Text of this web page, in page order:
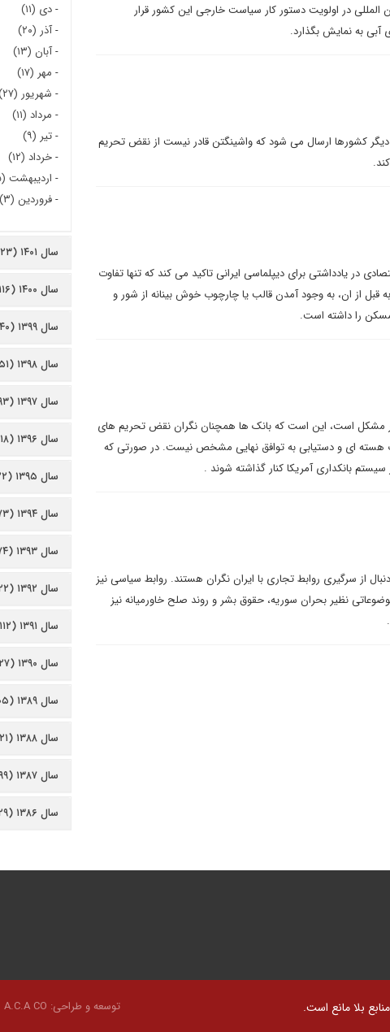
در اولویت دستور کار سیاست خارجی این کشور قرار
آبی به نمایش بگذارد.
دیگر کشورها ارسال می شود که واشینگتن قادر نیست از نقض تحریم
در یادداشتی برای دیپلماسی ایرانی تاکید می کند که تنها تفاوت
از ان، به وجود آمدن قالب یا چارچوب خوش بینانه از شور و
مسکن را داشته است.
مشکل است، این است که بانک ها همچنان نگران نقض تحریم های
هسته ای و دستیابی به توافق نهایی مشخص نیست. در صورتی که
بانکداری آمریکا کنار گذاشته شوند .
از سرگیری روابط تجاری با ایران نگران هستند. روابط سیاسی نیز
نظیر بحران سوریه، حقوق بشر و روند صلح خاورمیانه نیز
-دی (۱۱)
-آذر (۲۰)
-آبان (۱۳)
- مهر (۱۷)
- شهریور (۲۷)
- مرداد (۱۱)
-تیر (۹)
-خرداد (۱۲)
- اردیبهشت (۵)
-فروردین (۳)
سال ۱۴۰۱ (۱۲۳)
سال ۱۴۰۰ (۱۱۶)
سال ۱۳۹۹ (۱۴۰)
سال ۱۳۹۸ (۱۵۱)
سال ۱۳۹۷ (۲۹۳)
سال ۱۳۹۶ (۱۸)
سال ۱۳۹۵ (۲۲)
سال ۱۳۹۴ (۷۳)
سال ۱۳۹۳ (۷۴)
سال ۱۳۹۲ (۱۲۲)
سال ۱۳۹۱ (۱۱۲)
سال ۱۳۹۰ (۱۲۷)
سال ۱۳۸۹ (۳۰۵)
سال ۱۳۸۸ (۲۱)
سال ۱۳۸۷ (۹۹)
سال ۱۳۸۶ (۱۲۹)
بلا مانع است. توسعه و طراحی: A.C.A CO